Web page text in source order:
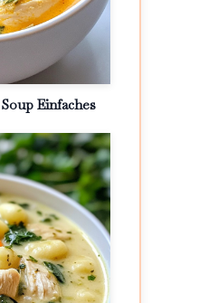
Einfaches